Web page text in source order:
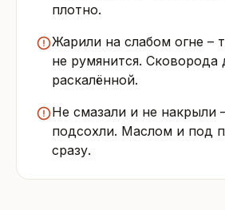
плотно.
Жарили на слабом огне –
не румянится. Сковорода
раскалённой.
Не смазали и не накрыли
подсохли. Маслом и под
сразу.